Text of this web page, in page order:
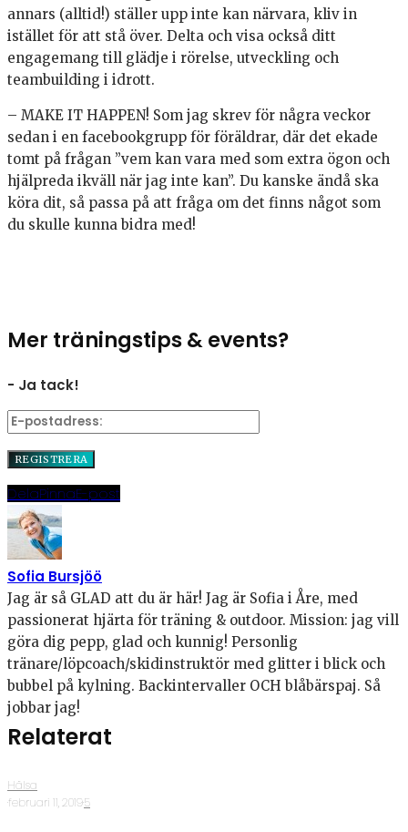
annars (alltid!) ställer upp inte kan närvara, kliv in
istället för att stå över. Delta och visa också ditt
engagemang till glädje i rörelse, utveckling och
teambuilding i idrott.
– MAKE IT HAPPEN! Som jag skrev för några veckor
sedan i en facebookgrupp för föräldrar, där det ekade
tomt på frågan ”vem kan vara med som extra ögon och
hjälpreda ikväll när jag inte kan”. Du kanske ändå ska
köra dit, så passa på att fråga om det finns något som
du skulle kunna bidra med!
Mer träningstips & events?
- Ja tack!
DelaPinnaE-post
Sofia Bursjöö
Jag är så GLAD att du är här! Jag är Sofia i Åre, med
passionerat hjärta för träning & outdoor. Mission: jag vill
göra dig pepp, glad och kunnig! Personlig
tränare/löpcoach/skidinstruktör med glitter i blick och
bubbel på kylning. Backintervaller OCH blåbärspaj. Så
jobbar jag!
Relaterat
Hälsa
·februari 11, 2019·5